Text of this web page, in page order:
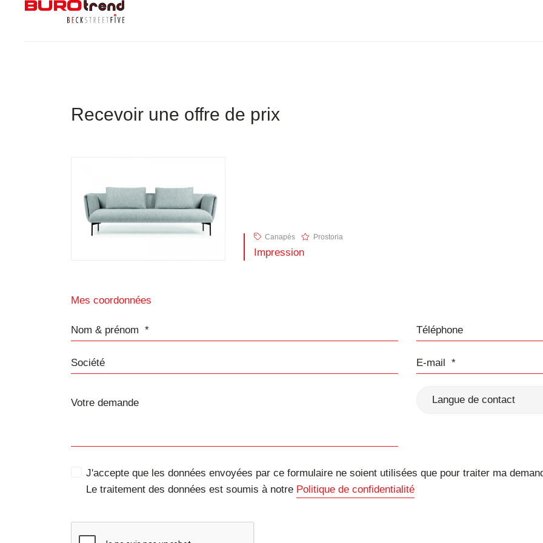
Recevoir une offre de prix
Canapés Prostoria
Impression
Mes coordonnées
Nom & prénom
Société
Téléphone
E-mail
Langue de contact
J'accepte que les données envoyées par ce formulaire ne soient utilisées que pour traiter ma
Le traitement des données est soumis à notre Politique de confidentialité